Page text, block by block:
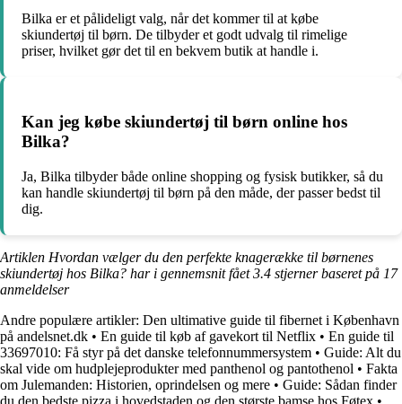
Bilka er et pålideligt valg, når det kommer til at købe
skiundertøj til børn. De tilbyder et godt udvalg til rimelige
priser, hvilket gør det til en bekvem butik at handle i.
Kan jeg købe skiundertøj til børn online hos
Bilka?
Ja, Bilka tilbyder både online shopping og fysisk butikker, så du
kan handle skiundertøj til børn på den måde, der passer bedst til
dig.
Artiklen Hvordan vælger du den perfekte knagerække til børnenes
skiundertøj hos Bilka? har i gennemsnit fået3.4 stjerner baseret på 17
anmeldelser
Andre populære artikler: Den ultimative guide til fibernet i København
på andelsnet.dk • En guide til køb af gavekort til Netflix • En guide til
33697010: Få styr på det danske telefonnummersystem • Guide: Alt du
skal vide om hudplejeprodukter med panthenol og pantothenol • Fakta
om Julemanden: Historien, oprindelsen og mere • Guide: Sådan finder
du den bedste pizza i hovedstaden og den største bamse hos Føtex •